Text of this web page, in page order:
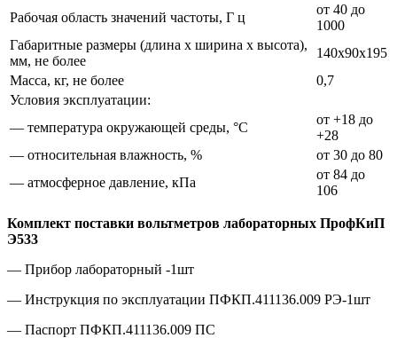
Рабочая область значений частоты, Г ц
от 40 до
1000
Габаритные размеры (длина х ширина х высота),
мм, не более
140x90x195
Масса, кг, не более
0,7
Условия эксплуатации:
— температура окружающей среды, °С
от +18 до
+28
— относительная влажность, %
от 30 до 80
— атмосферное давление, кПа
от 84 до
106
Комплект поставки вольтметров лабораторных ПрофКиП
Э533
— Прибор лабораторный -1шт
— Инструкция по эксплуатации ПФКП.411136.009 РЭ-1шт
— Паспорт ПФКП.411136.009 ПС